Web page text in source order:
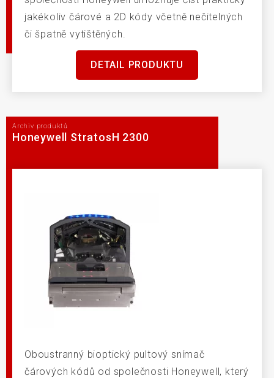
jakékoliv čárové a 2D kódy včetně nečitelných
či špatně vytištěných.
DETAIL PRODUKTU
Archiv produktů
Honeywell StratosH 2300
Oboustranný bioptický pultový snímač
čárových kódů od společnosti Honeywell, který